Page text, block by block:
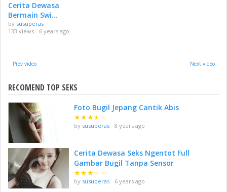
Cerita Dewasa
Bermain Swi...
by susuperas
133 views
6 years ago
Prev video Next video
RECOMEND TOP SEKS
Foto Bugil Jepang Cantik Abis
★★★★ ★
by susuperas 8 years ago
Cerita Dewasa Seks Ngentot Full
Gambar Bugil Tanpa Sensor
★★★★ ★
by susuperas 6 years ago